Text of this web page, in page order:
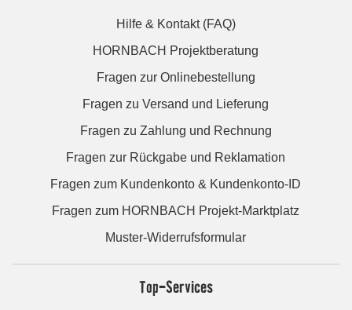
Hilfe & Kontakt (FAQ)
HORNBACH Projektberatung
Fragen zur Onlinebestellung
Fragen zu Versand und Lieferung
Fragen zu Zahlung und Rechnung
Fragen zur Rückgabe und Reklamation
Fragen zum Kundenkonto & Kundenkonto-ID
Fragen zum HORNBACH Projekt-Marktplatz
Muster-Widerrufsformular
Top-Services